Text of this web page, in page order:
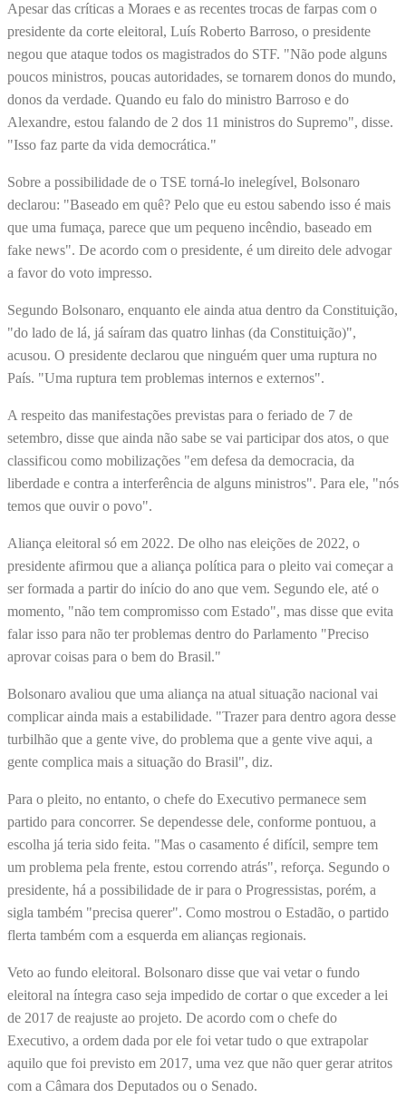
Apesar das críticas a Moraes e as recentes trocas de farpas com o
presidente da corte eleitoral, Luís Roberto Barroso, o presidente
negou que ataque todos os magistrados do STF. "Não pode alguns
poucos ministros, poucas autoridades, se tornarem donos do mundo,
donos da verdade. Quando eu falo do ministro Barroso e do
Alexandre, estou falando de 2 dos 11 ministros do Supremo", disse.
"Isso faz parte da vida democrática."
Sobre a possibilidade de o TSE torná-lo inelegível, Bolsonaro
declarou: "Baseado em quê? Pelo que eu estou sabendo isso é mais
que uma fumaça, parece que um pequeno incêndio, baseado em
fake news". De acordo com o presidente, é um direito dele advogar
a favor do voto impresso.
Segundo Bolsonaro, enquanto ele ainda atua dentro da Constituição,
"do lado de lá, já saíram das quatro linhas (da Constituição)",
acusou. O presidente declarou que ninguém quer uma ruptura no
País. "Uma ruptura tem problemas internos e externos".
A respeito das manifestações previstas para o feriado de 7 de
setembro, disse que ainda não sabe se vai participar dos atos, o que
classificou como mobilizações "em defesa da democracia, da
liberdade e contra a interferência de alguns ministros". Para ele, "nós
temos que ouvir o povo".
Aliança eleitoral só em 2022. De olho nas eleições de 2022, o
presidente afirmou que a aliança política para o pleito vai começar a
ser formada a partir do início do ano que vem. Segundo ele, até o
momento, "não tem compromisso com Estado", mas disse que evita
falar isso para não ter problemas dentro do Parlamento "Preciso
aprovar coisas para o bem do Brasil."
Bolsonaro avaliou que uma aliança na atual situação nacional vai
complicar ainda mais a estabilidade. "Trazer para dentro agora desse
turbilhão que a gente vive, do problema que a gente vive aqui, a
gente complica mais a situação do Brasil", diz.
Para o pleito, no entanto, o chefe do Executivo permanece sem
partido para concorrer. Se dependesse dele, conforme pontuou, a
escolha já teria sido feita. "Mas o casamento é difícil, sempre tem
um problema pela frente, estou correndo atrás", reforça. Segundo o
presidente, há a possibilidade de ir para o Progressistas, porém, a
sigla também "precisa querer". Como mostrou o Estadão, o partido
flerta também com a esquerda em alianças regionais.
Veto ao fundo eleitoral. Bolsonaro disse que vai vetar o fundo
eleitoral na íntegra caso seja impedido de cortar o que exceder a lei
de 2017 de reajuste ao projeto. De acordo com o chefe do
Executivo, a ordem dada por ele foi vetar tudo o que extrapolar
aquilo que foi previsto em 2017, uma vez que não quer gerar atritos
com a Câmara dos Deputados ou o Senado.